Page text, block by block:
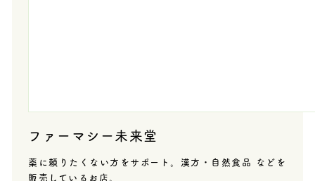
ファーマシー未来堂
薬に頼りたくない方をサポート。漢方・自然食品 などを
販売しているお店。